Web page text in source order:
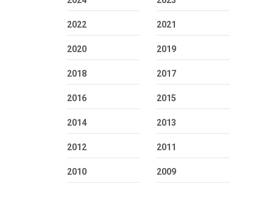
2022 2021
2020 2019
2018 2017
2016 2015
2014 2013
2012 2011
2010 2009